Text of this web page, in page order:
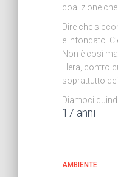
coalizione
Dire che
e infondato.
Non è così
Hera, contro
soprattutto
Diamoci
17 anni
AMBIENTE